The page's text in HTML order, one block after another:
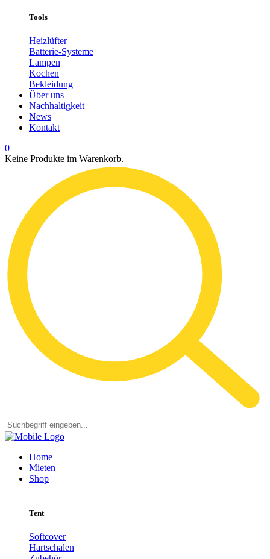
Tools
Heizlüfter
Batterie-Systeme
Lampen
Kochen
Bekleidung
Über uns
Nachhaltigkeit
News
Kontakt
0
Keine Produkte im Warenkorb.
Home
Mieten
Shop
Tent
Softcover
Hartschalen